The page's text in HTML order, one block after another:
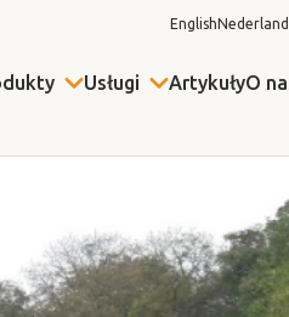
English
Usługi ArtykułyO